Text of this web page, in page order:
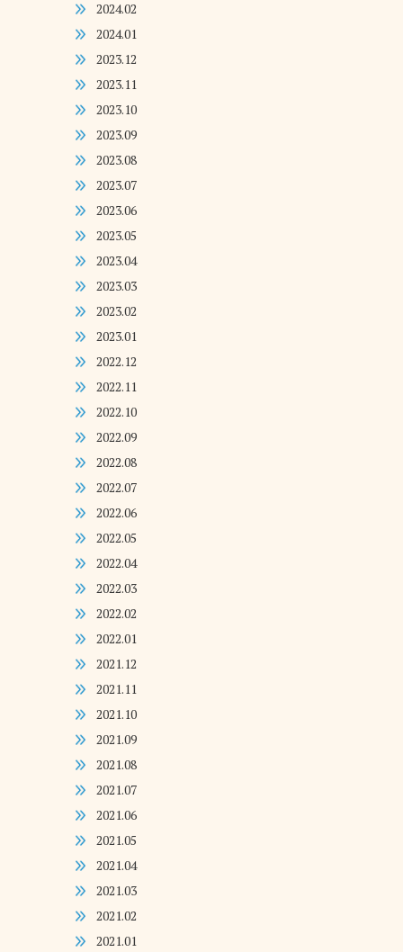
2024.02
2024.01
2023.12
2023.11
2023.10
2023.09
2023.08
2023.07
2023.06
2023.05
2023.04
2023.03
2023.02
2023.01
2022.12
2022.11
2022.10
2022.09
2022.08
2022.07
2022.06
2022.05
2022.04
2022.03
2022.02
2022.01
2021.12
2021.11
2021.10
2021.09
2021.08
2021.07
2021.06
2021.05
2021.04
2021.03
2021.02
2021.01